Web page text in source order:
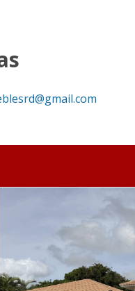
Club, Punta